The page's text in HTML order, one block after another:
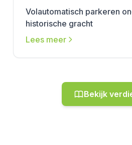
Volautomatisch parkeren
historische gracht
Lees meer
Bekijk